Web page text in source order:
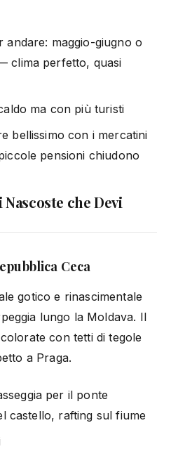
andare: maggio-giugno o
clima perfetto, quasi
ma con più turisti
bellissimo con i mercatini
pensioni chiudono
che Devi
Ceca
gotico e rinascimentale
lungo la Moldava. Il
con tetti di tegole
a Praga.
per il ponte
castello, rafting sul fiume